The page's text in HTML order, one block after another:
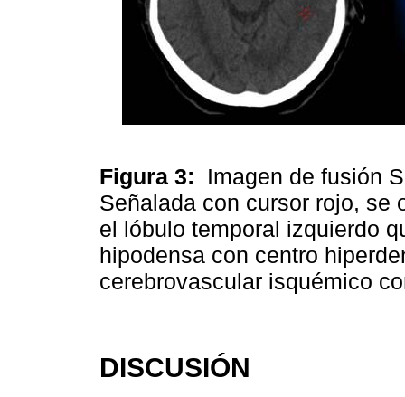
Figura 3: Imagen de fusión
Señalada con cursor rojo, se
el lóbulo temporal izquierdo
hipodensa con centro
cerebrovascular isquémico
DISCUSIÓN